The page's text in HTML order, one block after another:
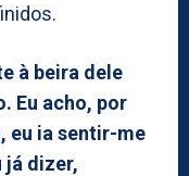
à beira dele
Eu acho, por
eu ia sentir-me
já dizer,